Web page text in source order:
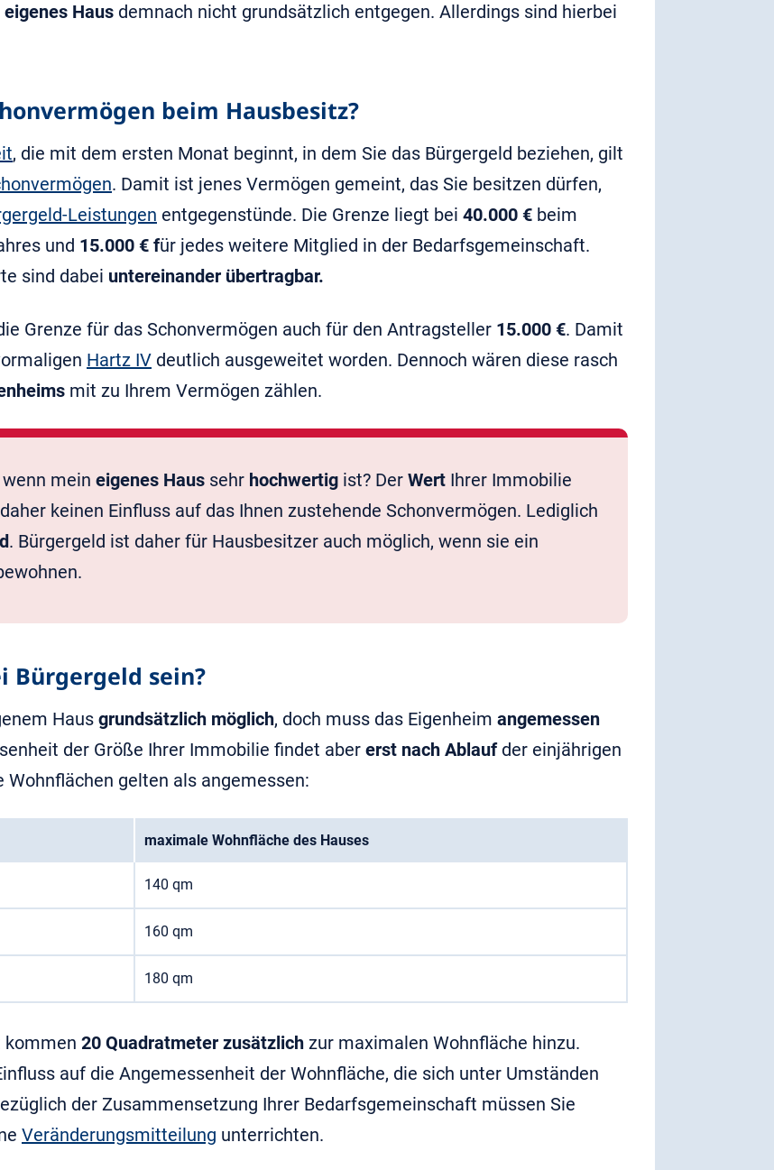
eigenes Haus demnach nicht grundsätzlich entgegen. Allerdings sind hierbei
beim Hausbesitz?
, die mit dem ersten Monat beginnt, in dem Sie das Bürgergeld beziehen, gilt
. Damit ist jenes Vermögen gemeint, das Sie besitzen dürfen,
Leistungen entgegenstünde. Die Grenze liegt bei 40.000 € beim
und 15.000 € für jedes weitere Mitglied in der Bedarfsgemeinschaft.
sind dabei untereinander übertragbar.
Grenze für das Schonvermögen auch für den Antragsteller 15.000 €. Damit
Hartz IV deutlich ausgeweitet worden. Dennoch wären diese rasch
mit zu Ihrem Vermögen zählen.
mein eigenes Haus sehr hochwertig ist? Der Wert Ihrer Immobilie
keinen Einfluss auf das Ihnen zustehende Schonvermögen. Lediglich
. Bürgergeld ist daher für Hausbesitzer auch möglich, wenn sie ein
Bürgergeld sein?
Haus grundsätzlich möglich, doch muss das Eigenheim angemessen
der Größe Ihrer Immobilie findet aber erst nach Ablauf der einjährigen
gelten als angemessen:
maximale Wohnfläche des Hauses
140 qm
160 qm
180 qm
kommen 20 Quadratmeter zusätzlich zur maximalen Wohnfläche hinzu.
auf die Angemessenheit der Wohnfläche, die sich unter Umständen
der Zusammensetzung Ihrer Bedarfsgemeinschaft müssen Sie
Veränderungsmitteilung unterrichten.